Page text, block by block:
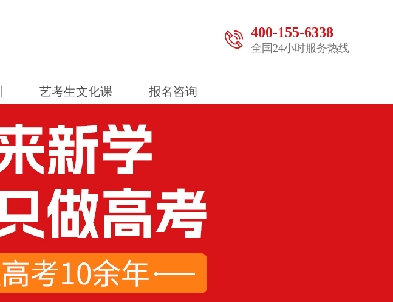
400-155-6338
全国24小时服务热线
艺考生文化课 报名咨询